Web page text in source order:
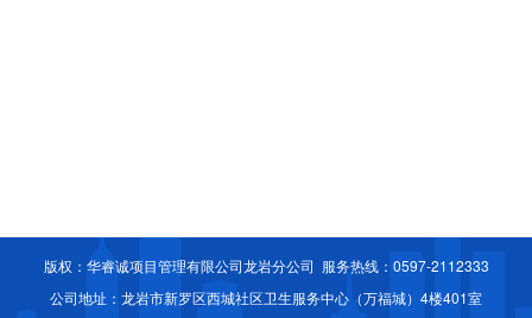
版权：华睿诚项目管理有限公司龙岩分公司 服务热线：0597-2112333
公司地址：龙岩市新罗区西城社区卫生服务中心（万福城）4楼401室